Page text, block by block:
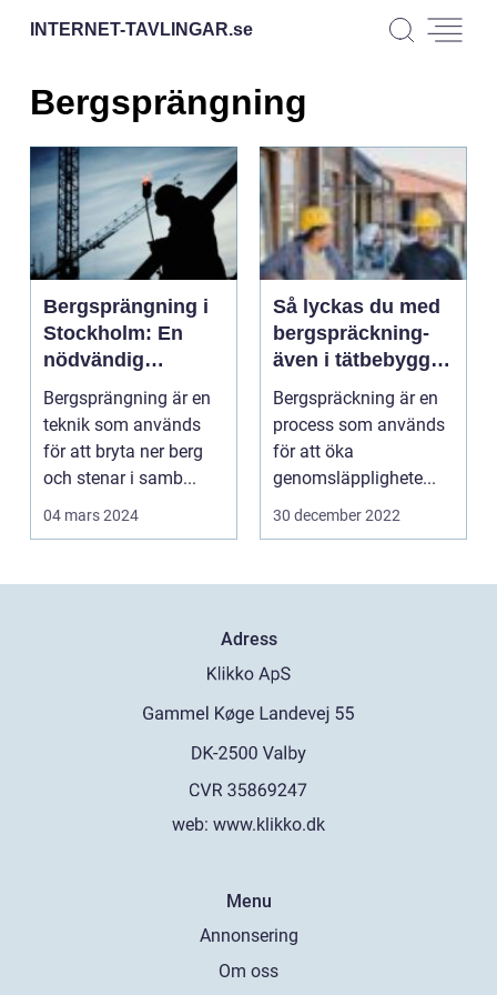
INTERNET-TAVLINGAR.se
Bergsprängning
Bergsprängning i
Stockholm: En
nödvändig
process för
utveckling
Bergsprängning är en
teknik som används
för att bryta ner berg
och stenar i samb...
04 mars 2024
Så lyckas du med
bergspräckning-
även i tätbebyggda
Stockholm
Bergspräckning är en
process som används
för att öka
genomsläpplighete...
30 december 2022
Adress
web: www.klikko.dk
Menu
Annonsering
Om oss